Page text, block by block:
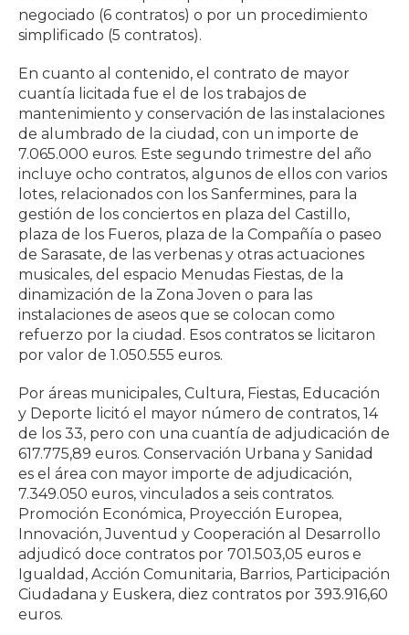
negociado (6 contratos) o por un procedimiento
simplificado (5 contratos).
En cuanto al contenido, el contrato de mayor
cuantía licitada fue el de los trabajos de
mantenimiento y conservación de las instalaciones
de alumbrado de la ciudad, con un importe de
7.065.000 euros. Este segundo trimestre del año
incluye ocho contratos, algunos de ellos con varios
lotes, relacionados con los Sanfermines, para la
gestión de los conciertos en plaza del Castillo,
plaza de los Fueros, plaza de la Compañía o paseo
de Sarasate, de las verbenas y otras actuaciones
musicales, del espacio Menudas Fiestas, de la
dinamización de la Zona Joven o para las
instalaciones de aseos que se colocan como
refuerzo por la ciudad. Esos contratos se licitaron
por valor de 1.050.555 euros.
Por áreas municipales, Cultura, Fiestas, Educación
y Deporte licitó el mayor número de contratos, 14
de los 33, pero con una cuantía de adjudicación de
617.775,89 euros. Conservación Urbana y Sanidad
es el área con mayor importe de adjudicación,
7.349.050 euros, vinculados a seis contratos.
Promoción Económica, Proyección Europea,
Innovación, Juventud y Cooperación al Desarrollo
adjudicó doce contratos por 701.503,05 euros e
Igualdad, Acción Comunitaria, Barrios, Participación
Ciudadana y Euskera, diez contratos por 393.916,60
euros.